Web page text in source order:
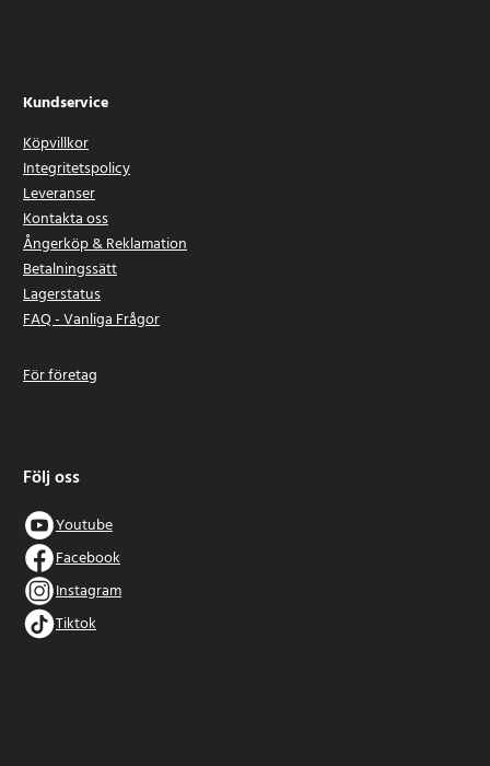
Kundservice
Köpvillkor
Integritetspolicy
Leveranser
Kontakta oss
Ångerköp & Reklamation
Betalningssätt
Lagerstatus
FAQ - Vanliga Frågor
För företag
Följ oss
Youtube
Facebook
Instagram
Tiktok